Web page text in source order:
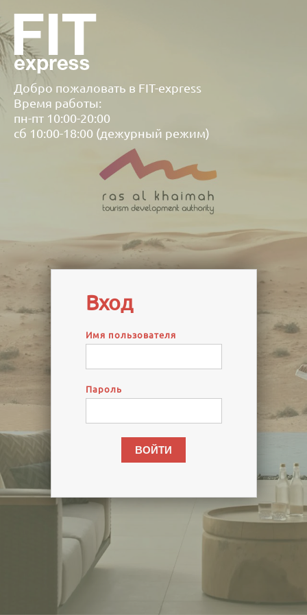
Добро пожаловать в FIT-express
Время работы:
пн-пт 10:00-20:00
сб 10:00-18:00 (дежурный режим)
Вход
Имя пользователя
Пароль
ВОЙТИ